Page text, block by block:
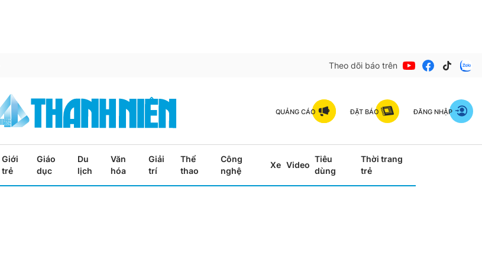
Theo dõi báo trên
QUẢNG CÁO ĐẶT BÁO ĐĂNG NHẬP
Giới
trẻ
Giáo
dục
Du
lịch
Văn
hóa
Giải
trí
Thể
thao
Công
nghệ
Xe Video
Tiêu
dùng
Thời trang
trẻ